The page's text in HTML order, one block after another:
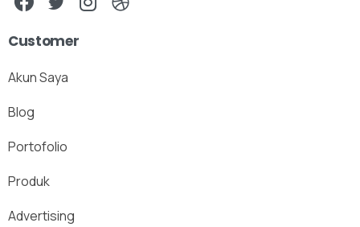
Customer
Akun Saya
Blog
Portofolio
Produk
Advertising